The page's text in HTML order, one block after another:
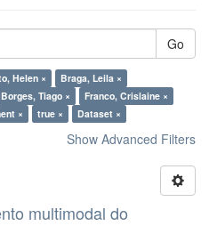
Go
Helen ×
Braga, Leila ×
Borges, Tiago ×
Franco, Crislaine ×
×
true × Dataset ×
Show Advanced Filters
multimodal do